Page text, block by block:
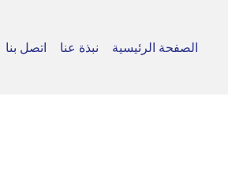
الصفحة الرئيسية نبذة عنا اتصل بنا